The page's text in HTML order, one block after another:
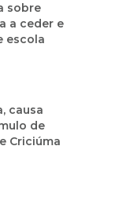
sobre
a ceder e
escola
causa
de
Criciúma